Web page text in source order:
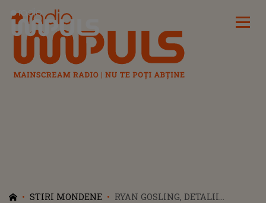
Radio Impuls
STIRI MONDENE
RYAN GOSLING, DETALII